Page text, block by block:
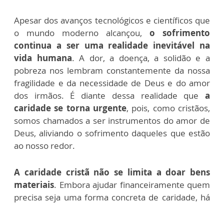
Apesar dos avanços tecnológicos e científicos que
o mundo moderno alcançou, o sofrimento
continua a ser uma realidade inevitável na
vida humana. A dor, a doença, a solidão e a
pobreza nos lembram constantemente da nossa
fragilidade e da necessidade de Deus e do amor
dos irmãos. É diante dessa realidade que a
caridade se torna urgente, pois, como cristãos,
somos chamados a ser instrumentos do amor de
Deus, aliviando o sofrimento daqueles que estão
ao nosso redor.
A caridade cristã não se limita a doar bens
materiais. Embora ajudar financeiramente quem
precisa seja uma forma concreta de caridade, há